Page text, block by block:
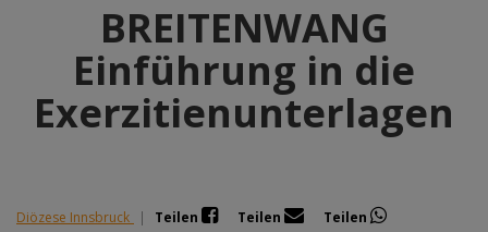
BREITENWANG
Einführung in die
Exerzitienunterlagen
Diözese Innsbruck | Teilen Teilen Teilen